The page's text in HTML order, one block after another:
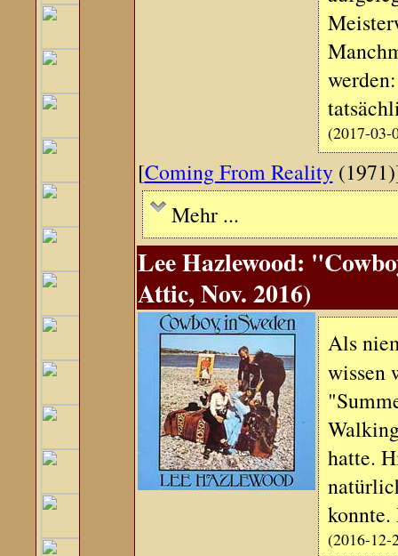
(2017-03-
[Coming From Reality
Mehr ...
Lee Hazlewood:
Attic, Nov. 2016)
Als
wissen
hatte.
konnte.
(2016-12-